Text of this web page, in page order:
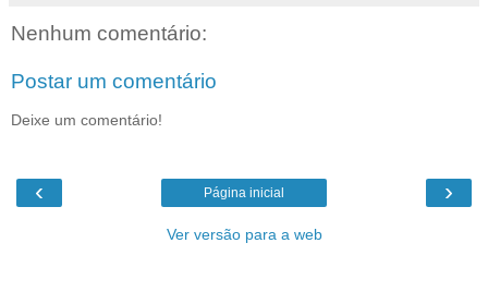
Nenhum comentário:
Postar um comentário
Deixe um comentário!
‹ ›
Página inicial
Ver versão para a web